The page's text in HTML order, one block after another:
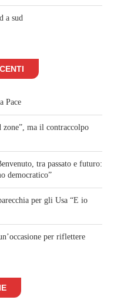
a sud
Pace
zone”, ma il contraccolpo
tra passato e futuro:
democratico”
per gli Usa “E io
per riflettere